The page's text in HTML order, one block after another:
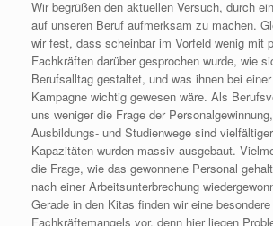
Wir begrüßen den aktuellen Versuch, durch
auf unseren Beruf aufmerksam zu machen.
wir fest, dass scheinbar im Vorfeld wenig mit
Fachkräften darüber gesprochen wurde, wie
Berufsalltag gestaltet, und was ihnen bei
Kampagne wichtig gewesen wäre. Als
uns weniger die Frage der
Ausbildungs- und Studienwege sind
Kapazitäten wurden massiv ausgebaut.
die Frage, wie das gewonnene Personal
nach einer Arbeitsunterbrechung
Gerade in den Kitas finden wir eine
Fachkräftemangels vor, denn hier liegen